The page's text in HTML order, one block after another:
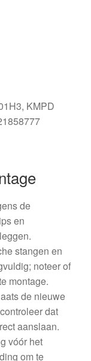
KMPD
de
en
stangen en
noteer of
montage.
de nieuwe
dat
aanslaan.
vóór het
om te